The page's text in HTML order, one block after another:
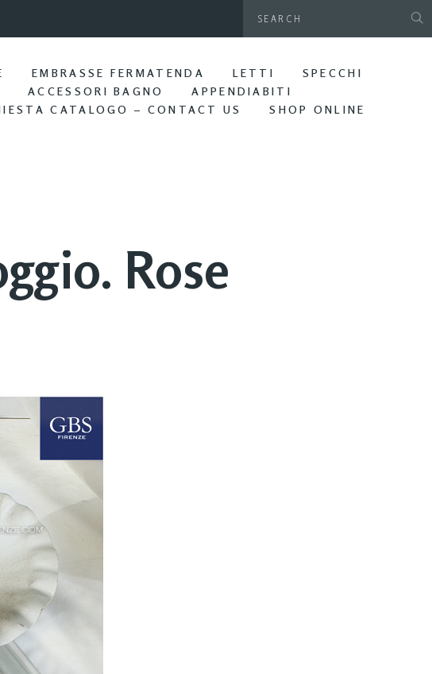
EMBRASSE FERMATENDA LETTI
SPECCHI
ACCESSORI BAGNO
APPENDIABITI
CATALOGO – CONTACT US SHOP ONLINE
Rose